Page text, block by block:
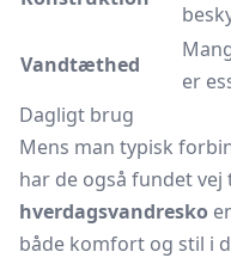
Vandtæthed
er
Dagligt brug
Mens man typisk
har de også fundet
hverdagsvandresko
både komfort og stil i